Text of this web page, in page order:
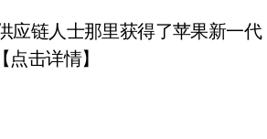
应链人士那里获得了苹果新一代
击详情】